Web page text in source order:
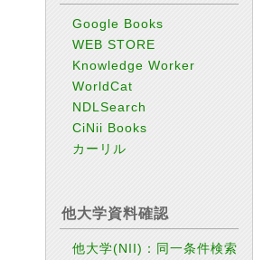
Google Books
WEB STORE
Knowledge Worker
WorldCat
NDLSearch
CiNii Books
カーリル
他大学資料確認
他大学(NII)：同一条件検索